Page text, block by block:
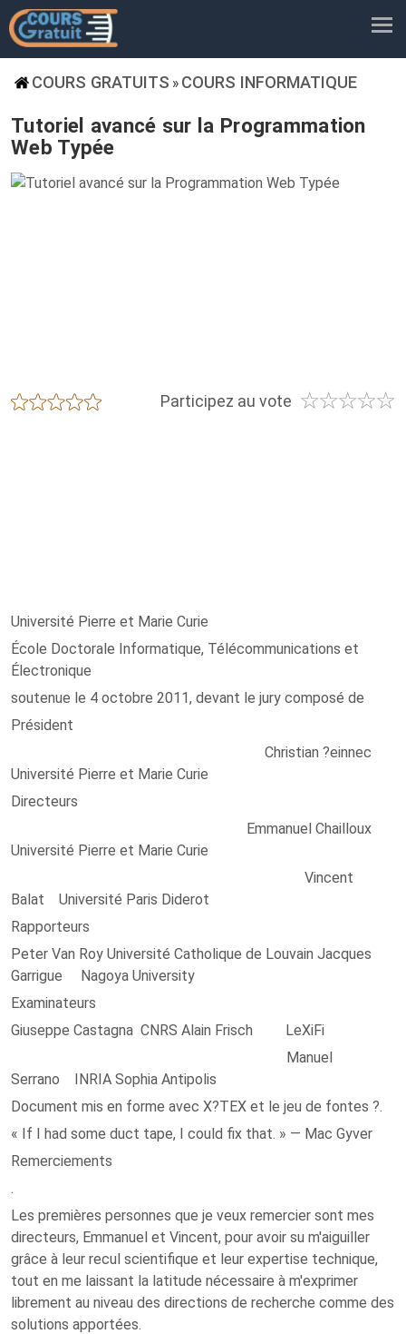
COURS GRATUITS » COURS INFORMATIQUE
Tutoriel avancé sur la Programmation
Web Typée
Participez au vote ☆☆☆☆☆
★★★★★
Université Pierre et Marie Curie
École Doctorale Informatique, Télécommunications et
Électronique
soutenue le 4 octobre 2011, devant le jury composé de
Président
Christian ?einnec
Université Pierre et Marie Curie
Directeurs
Emmanuel Chailloux
Université Pierre et Marie Curie
Vincent
Balat Université Paris Diderot
Rapporteurs
Peter Van Roy Université Catholique de Louvain Jacques
Garrigue Nagoya University
Examinateurs
Giuseppe Castagna CNRS Alain Frisch LeXiFi
Manuel
Serrano INRIA Sophia Antipolis
Document mis en forme avec X?TEX et le jeu de fontes ?.
« If I had some duct tape, I could fix that. » — Mac Gyver
Remerciements
.
Les premières personnes que je veux remercier sont mes
directeurs, Emmanuel et Vincent, pour avoir su m'aiguiller
grâce à leur recul scientifique et leur expertise technique,
tout en me laissant la latitude nécessaire à m'exprimer
librement au niveau des directions de recherche comme des
solutions apportées.